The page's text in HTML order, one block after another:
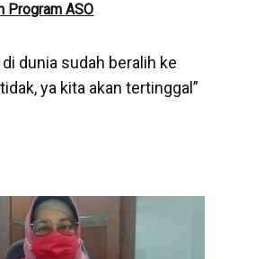
Program ASO
dunia sudah beralih ke
ya kita akan tertinggal”